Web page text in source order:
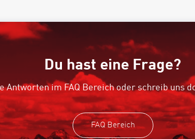
Du hast eine Frage?
Antworten im FAQ Bereich oder schreib uns
FAQ Bereich